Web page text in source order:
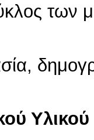
των
Υλικού